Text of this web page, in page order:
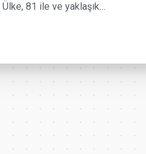
81 ile ve yaklaşık…